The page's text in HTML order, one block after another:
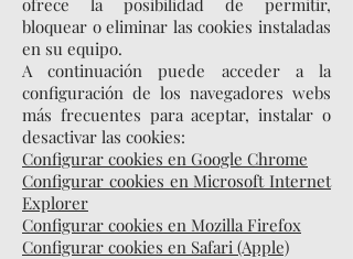
ofrece la posibilidad de permitir,
bloquear o eliminar las cookies instaladas
en su equipo.
A continuación puede acceder a la
configuración de los navegadores webs
más frecuentes para aceptar, instalar o
desactivar las cookies:
Configurar cookies en Google Chrome
Configurar cookies en Microsoft Internet
Explorer
Configurar cookies en Mozilla Firefox
Configurar cookies en Safari (Apple)